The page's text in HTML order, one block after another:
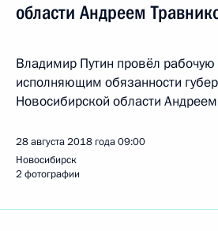
области Андреем
Владимир Путин провёл
исполняющим обязанности
Новосибирской области
28 августа 2018 года09:00
Новосибирск
2 фотографии